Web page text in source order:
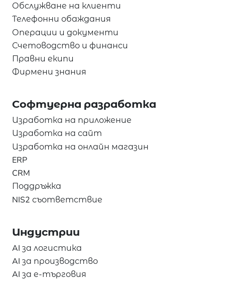
Обслужване на клиенти
Телефонни обаждания
Операции и документи
Счетоводство и финанси
Правни екипи
Фирмени знания
Софтуерна разработка
Изработка на приложение
Изработка на сайт
Изработка на онлайн магазин
ERP
CRM
Поддръжка
NIS2 съответствие
Индустрии
AI за логистика
AI за производство
AI за е-търговия